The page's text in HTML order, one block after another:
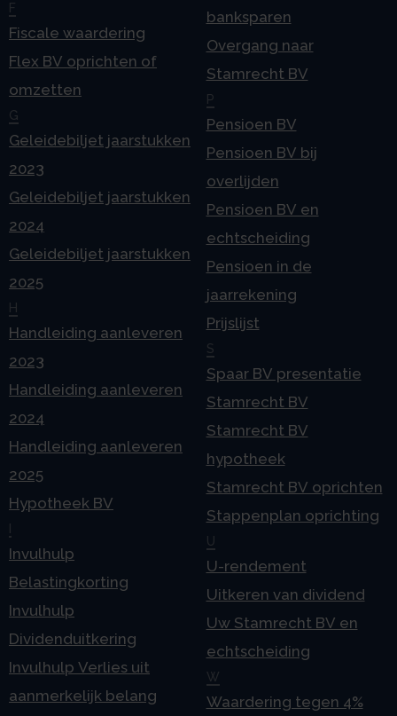
F
Fiscale waardering
Flex BV oprichten of
omzetten
G
Geleidebiljet jaarstukken
2023
Geleidebiljet jaarstukken
2024
Geleidebiljet jaarstukken
2025
H
Handleiding aanleveren
2023
Handleiding aanleveren
2024
Handleiding aanleveren
2025
Hypotheek BV
Invulhulp
Belastingkorting
Invulhulp
Dividenduitkering
Invulhulp Verlies uit
aanmerkelijk belang
banksparen
Overgang naar
Stamrecht BV
P
Pensioen BV
Pensioen BV bij
overlijden
Pensioen BV en
echtscheiding
Pensioen in de
jaarrekening
Prijslijst
S
Spaar BV presentatie
Stamrecht BV
Stamrecht BV
hypotheek
Stamrecht BV oprichten
Stappenplan oprichting
U
U-rendement
Uitkeren van dividend
Uw Stamrecht BV en
echtscheiding
W
Waardering tegen 4%